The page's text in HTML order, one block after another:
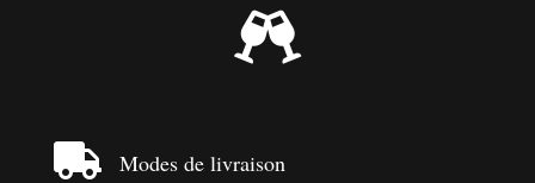

 Modes de livraison